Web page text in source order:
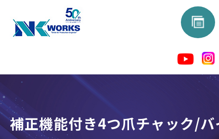
補正機能付き4つ爪チャック/バ